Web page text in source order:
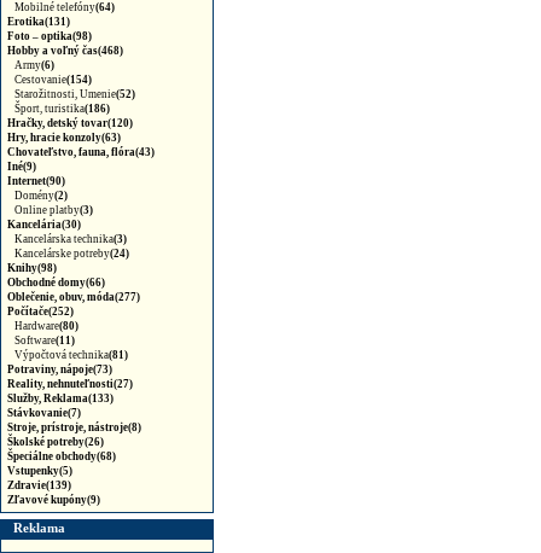
Mobilné telefóny(64)
Erotika(131)
Foto – optika(98)
Hobby a voľný čas(468)
Army(6)
Cestovanie(154)
Starožitnosti, Umenie(52)
Šport, turistika(186)
Hračky, detský tovar(120)
Hry, hracie konzoly(63)
Chovateľstvo, fauna, flóra(43)
Iné(9)
Internet(90)
Domény(2)
Online platby(3)
Kancelária(30)
Kancelárska technika(3)
Kancelárske potreby(24)
Knihy(98)
Obchodné domy(66)
Oblečenie, obuv, móda(277)
Počítače(252)
Hardware(80)
Software(11)
Výpočtová technika(81)
Potraviny, nápoje(73)
Reality, nehnuteľnosti(27)
Služby, Reklama(133)
Stávkovanie(7)
Stroje, prístroje, nástroje(8)
Školské potreby(26)
Špeciálne obchody(68)
Vstupenky(5)
Zdravie(139)
Zľavové kupóny(9)
Reklama